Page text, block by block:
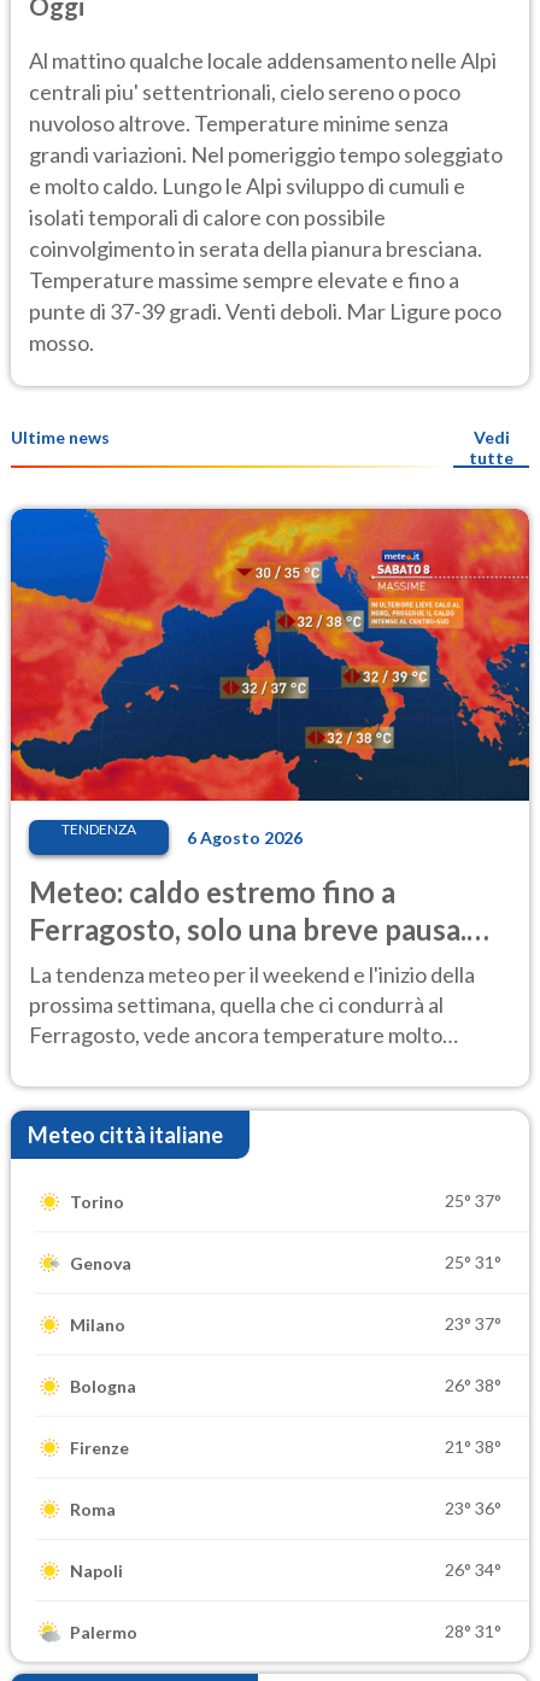
Al mattino qualche locale addensamento nelle Alpi
centrali piu' settentrionali, cielo sereno o poco
nuvoloso altrove. Temperature minime senza
grandi variazioni. Nel pomeriggio tempo soleggiato
e molto caldo. Lungo le Alpi sviluppo di cumuli e
isolati temporali di calore con possibile
coinvolgimento in serata della pianura bresciana.
Temperature massime sempre elevate e fino a
punte di 37-39 gradi. Venti deboli. Mar Ligure poco
mosso.
Ultime news
Vedi
tutte
TENDENZA 6 Agosto 2026
Meteo: caldo estremo fino a
Ferragosto, solo una breve pausa.
Ecco dove
La tendenza meteo per il weekend e l'inizio della
prossima settimana, quella che ci condurrà al
Ferragosto, vede ancora temperature molto
Meteo città italiane
Torino 25° 37°
Genova 25° 31°
Milano 23° 37°
Bologna 26° 38°
Firenze 21° 38°
Roma 23° 36°
Napoli 26° 34°
Palermo 28° 31°